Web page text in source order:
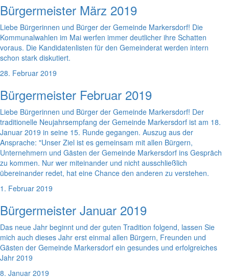
Bürgermeister März 2019
Liebe Bürgerinnen und Bürger der Gemeinde Markersdorf! Die
Kommunalwahlen im Mai werfen immer deutlicher ihre Schatten
voraus. Die Kandidatenlisten für den Gemeinderat werden intern
schon stark diskutiert.
28. Februar 2019
Bürgermeister Februar 2019
Liebe Bürgerinnen und Bürger der Gemeinde Markersdorf! Der
traditionelle Neujahrsempfang der Gemeinde Markersdorf ist am 18.
Januar 2019 in seine 15. Runde gegangen. Auszug aus der
Ansprache: "Unser Ziel ist es gemeinsam mit allen Bürgern,
Unternehmern und Gästen der Gemeinde Markersdorf ins Gespräch
zu kommen. Nur wer miteinander und nicht ausschließlich
übereinander redet, hat eine Chance den anderen zu verstehen.
1. Februar 2019
Bürgermeister Januar 2019
Das neue Jahr beginnt und der guten Tradition folgend, lassen Sie
mich auch dieses Jahr erst einmal allen Bürgern, Freunden und
Gästen der Gemeinde Markersdorf ein gesundes und erfolgreiches
Jahr 2019
8. Januar 2019